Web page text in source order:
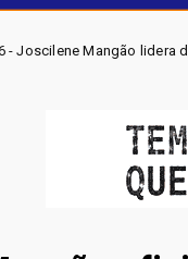
por vaga na Alego em